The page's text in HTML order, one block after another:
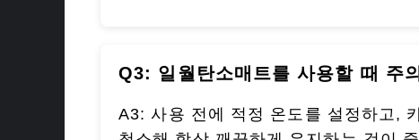
Q3: 일월탄소매트를 사용할 때 주
A3: 사용 전에 적정 온도를 설정하고,